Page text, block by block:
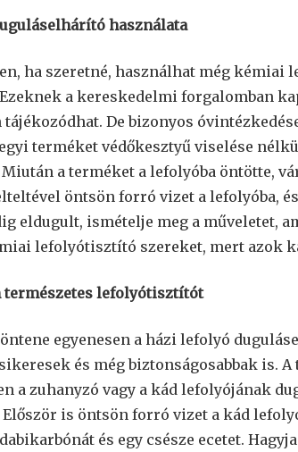
használata
ha szeretné, használhat még
a kereskedelmi forgalomban
De bizonyos
terméket védőkesztyű viselése
a terméket a lefolyóba öntötte,
öntsön forró vizet a lefolyóba,
eldugult, ismételje meg a műveletet,
lefolyótisztító szereket, mert azok
természetes lefolyótisztítót
egyenesen a házi lefolyó
és még biztonságosabbak is.
a zuhanyzó vagy a kád lefolyójának
Először is öntsön forró vizet a kád
és egy csésze ecetet.